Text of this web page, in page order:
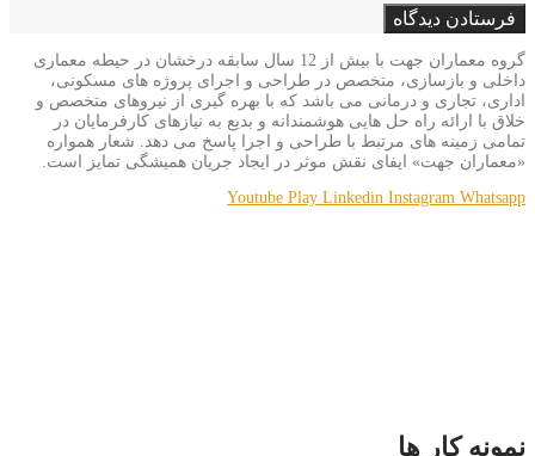
گروه معماران جهت با بیش از 12 سال سابقه درخشان در حیطه معماری
داخلی و بازسازی، متخصص در طراحی و اجرای پروژه های مسکونی،
اداری، تجاری و درمانی می باشد که با بهره گیری از نیروهای متخصص و
خلاق با ارائه راه حل هایی هوشمندانه و بدیع به نیازهای کارفرمایان در
تمامی زمینه های مرتبط با طراحی و اجرا پاسخ می دهد. شعار همواره
«معماران جهت» ایفای نقش موثر در ایجاد جریان همیشگی تمایز است.
Youtube Play Linkedin Instagram Whatsapp
نمونه کار ها